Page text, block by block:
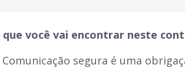
que você vai encontrar neste
Comunicação segura é uma